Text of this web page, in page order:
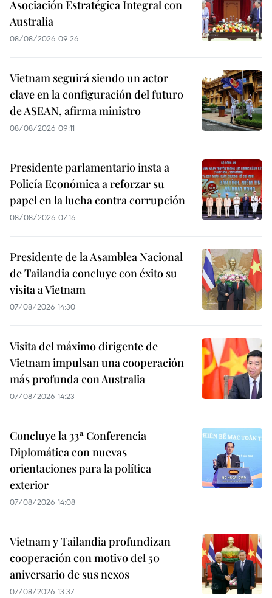
Asociación Estratégica Integral con
Australia
08/08/2026 09:26
Vietnam seguirá siendo un actor
clave en la configuración del futuro
de ASEAN, afirma ministro
08/08/2026 09:11
Presidente parlamentario insta a
Policía Económica a reforzar su
papel en la lucha contra corrupción
08/08/2026 07:16
Presidente de la Asamblea Nacional
de Tailandia concluye con éxito su
visita a Vietnam
07/08/2026 14:30
Visita del máximo dirigente de
Vietnam impulsan una cooperación
más profunda con Australia
07/08/2026 14:23
Concluye la 33ª Conferencia
Diplomática con nuevas
orientaciones para la política
exterior
07/08/2026 14:08
Vietnam y Tailandia profundizan
cooperación con motivo del 50
aniversario de sus nexos
07/08/2026 13:37